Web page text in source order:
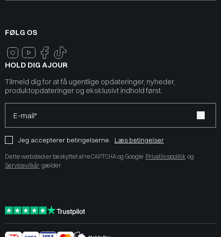
FØLG OS
HOLD DIG AJOUR
Tilmeld dig for at få ugentlige opdateringer, nyheder,
produktopdateringer og eksklusivt indhold først.
E-mail*
Jeg accepterer betingelserne. Læs betingelser
Dette websted er beskyttet af reCAPTCHA og Google Privatlivspolitik og
Servicevilkår gælder.